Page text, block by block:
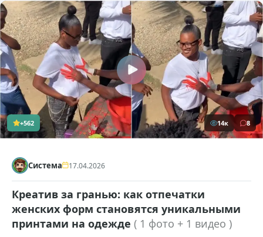
+562 14к 8
Система 17.04.2026
Креатив за гранью: как отпечатки
женских форм становятся уникальными
принтами на одежде ( 1 фото + 1 видео )